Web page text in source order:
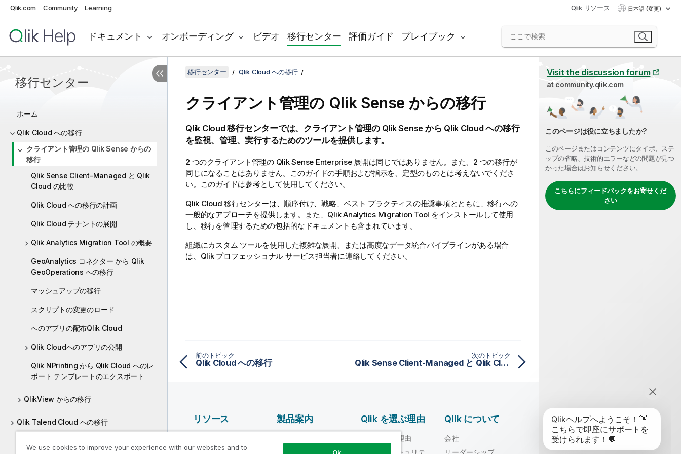
Qlik.com Community Learning Qlik リソース 日本語 (変更)
ドキュメント オンボーディング ビデオ 移行センター 評価ガイド プレイブック
移行センター
ホーム
Qlik Cloud への移行
クライアント管理の Qlik Sense からの
移行
Qlik Sense Client-Managed と Qlik
Cloud の比較
Qlik Cloud への移行の計画
Qlik Cloud テナントの展開
Qlik Analytics Migration Tool の概要
GeoAnalytics コネクター から Qlik
GeoOperations への移行
マッシュアップの移行
スクリプトの変更のロード
へのアプリの配布Qlik Cloud
Qlik Cloudへのアプリの公開
Qlik NPrinting から Qlik Cloud へのレ
ポート テンプレートのエクスポート
QlikView からの移行
Qlik Talend Cloud への移行
Visit the discussion forum
at community.qlik.com
このページは役に立ちましたか?
このページまたはコンテンツにタイポ、ステ
ップの省略、技術的エラーなどの問題が見つ
かった場合はお知らせください。
こちらにフィードバックをお寄せくだ
さい
移行センター Qlik Cloud への移行
クライアント管理の Qlik Sense からの移行
Qlik Cloud移行センターでは、クライアント管理の Qlik Sense から Qlik Cloudへの移行
を監視、管理、実行するためのツールを提供します。
2 つのクライアント管理の Qlik Sense Enterprise展開は同じではありません。また、2 つの移行が
同じになることはありません。このガイドの手順および指示を、定型のものとは考えないでくださ
い。このガイドは参考として使用してください。
Qlik Cloud 移行センターは、順序付け、戦略、ベスト プラクティスの推奨事項とともに、移行への
一般的なアプローチを提供します。また、 Qlik Analytics Migration Tool をインストールして使用
し、移行を管理するための包括的なドキュメントも含まれています。
組織にカスタム ツールを使用した複雑な展開、または高度なデータ統合パイプラインがある場合
は、 Qlikプロフェッショナル サービス担当者に連絡してください。
前のトピック
Qlik Cloud への移行
次のトピック
Qlik Sense Client-Managed と Qlik Cloud の比較
リソース
Qlik Developer
製品案内
品質
Qlik を選ぶ理由
Qlik を選ぶ理由
信頼性とセキュリテ
Qlik について
会社
リーダーシップ
We use cookies to improve your experience with our websites and to